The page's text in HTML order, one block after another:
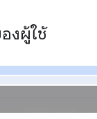
งผู้ใช้